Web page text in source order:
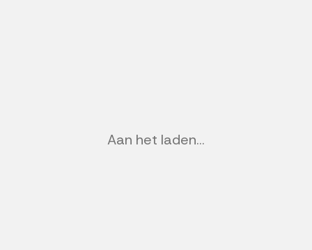
Aan het laden...